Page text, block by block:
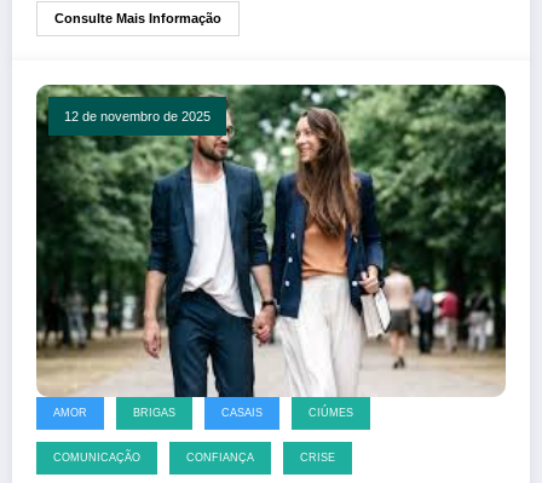
Consulte Mais Informação
12 de novembro de 2025
AMOR BRIGAS CASAIS CIÚMES
COMUNICAÇÃO CONFIANÇA CRISE